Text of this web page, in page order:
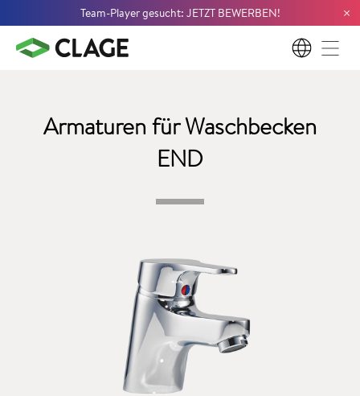
Team-Player gesucht: JETZT BEWERBEN! ×
DE
Armaturen für Waschbecken
END